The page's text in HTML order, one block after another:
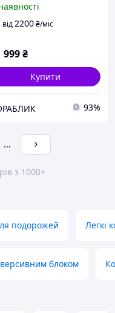
від2200₴/міс
999₴
Купити
93%
...
з 1000+
подорожей Легкі
блоком